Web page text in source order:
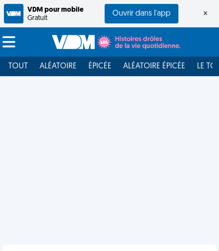
VDM pour mobile
Gratuit
Ouvrir dans l'app ×
TOUT ALÉATOIRE ÉPICÉE ALÉATOIRE ÉPICÉE LE